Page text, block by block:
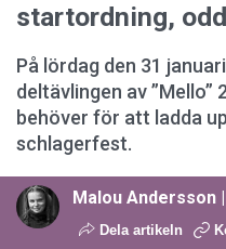
startordning,
På lördag den 31
deltävlingen av ”Mello”
behöver för att ladda
schlagerfest.
Malou Andersson
Dela artikeln